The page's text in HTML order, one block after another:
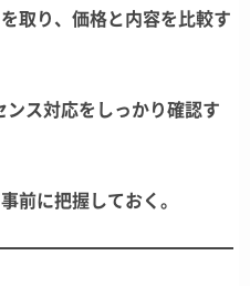
取り、価格と内容を比較す
ス対応をしっかり確認す
前に把握しておく。